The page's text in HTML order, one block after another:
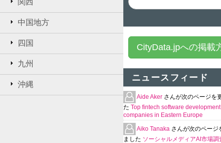
関西
中国地方
四国
九州
沖縄
CityData.jpへの掲載
ニュースフィード
Aide Aker さんが次のページを
た Top fintech software development
companies in Eastern Europe
Aiko Tanaka さんが次のページ
ました ソーシャルメディアAI市場調